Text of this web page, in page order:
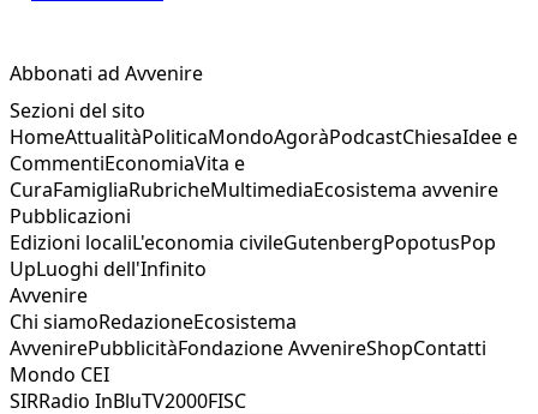
Abbonati ad Avvenire
Sezioni del sito
HomeAttualitàPoliticaMondoAgoràPodcastChiesaIdee e
CommentiEconomiaVita e
CuraFamigliaRubricheMultimediaEcosistema avvenire
Pubblicazioni
Edizioni localiL'economia civileGutenbergPopotusPop
UpLuoghi dell'Infinito
Avvenire
Chi siamoRedazioneEcosistema
AvvenirePubblicitàFondazione AvvenireShopContatti
Mondo CEI
SIRRadio InBluTV2000FISC